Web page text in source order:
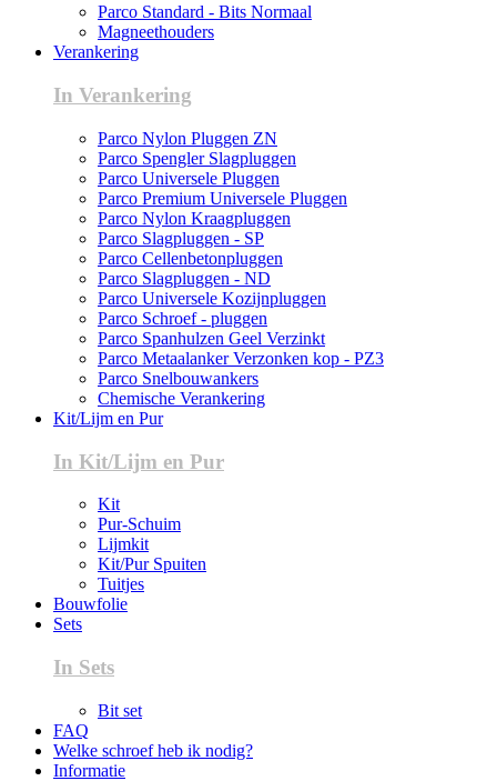
Parco Standard - Bits Normaal
Magneethouders
Verankering
In Verankering
Parco Nylon Pluggen ZN
Parco Spengler Slagpluggen
Parco Universele Pluggen
Parco Premium Universele Pluggen
Parco Nylon Kraagpluggen
Parco Slagpluggen - SP
Parco Cellenbetonpluggen
Parco Slagpluggen - ND
Parco Universele Kozijnpluggen
Parco Schroef - pluggen
Parco Spanhulzen Geel Verzinkt
Parco Metaalanker Verzonken kop - PZ3
Parco Snelbouwankers
Chemische Verankering
Kit/Lijm en Pur
In Kit/Lijm en Pur
Kit
Pur-Schuim
Lijmkit
Kit/Pur Spuiten
Tuitjes
Bouwfolie
Sets
In Sets
Bit set
FAQ
Welke schroef heb ik nodig?
Informatie